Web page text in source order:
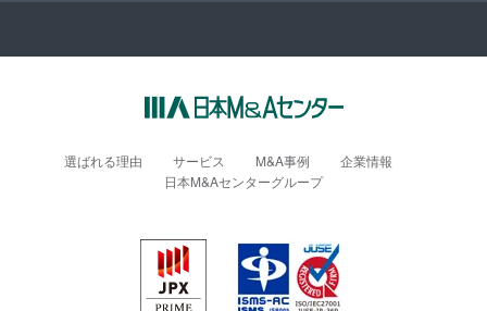
選ばれる理由 サービス M&A事例
企業情報
日本M&Aセンターグループ